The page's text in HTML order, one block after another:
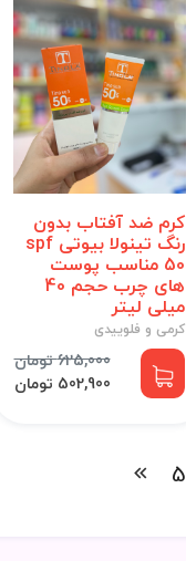
کرم ضد آفتاب بدون
رنگ تینولا بیوتی spf
50 مناسب پوست
های چرب حجم 40
میلی لیتر
کرمی و فلوییدی
625,000 تومان
502,900 تومان
5